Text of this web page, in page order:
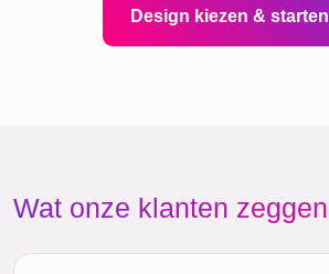
Design kiezen & starten
Wat onze klanten zeggen